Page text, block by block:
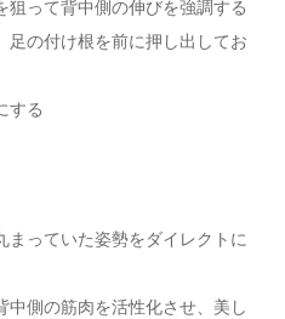
狙って背中側の伸びを強調する
足の付け根を前に押し出してお
する
まっていた姿勢をダイレクトに
中側の筋肉を活性化させ、美し